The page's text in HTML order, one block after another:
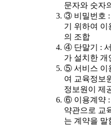
문자와 숫자
③ 비밀번호 :
기 위하여 이
의 조합
④ 단말기 :
가 설치한 개
⑤ 서비스 이
여 교육정보
정보원이 제
⑥ 이용계약 :
약관으로 교
는 계약을 말